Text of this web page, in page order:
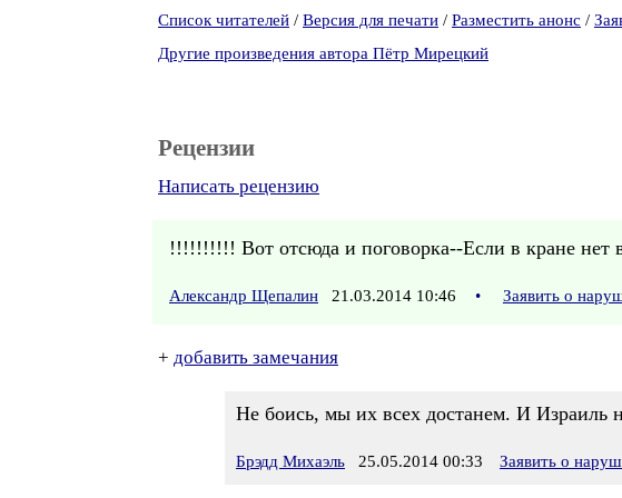
Список читателей / Версия для печати / Разместить анонс /
Другие произведения автора Пётр Мирецкий
Рецензии
Написать рецензию
!!!!!!!!!! Вот отсюда и поговорка--Если в кране нет
Александр Щепалин 21.03.2014 10:46 • Заявить о
+ добавить замечания
Не боись, мы их всех достанем. И Израиль
Брэдд Михаэль 25.05.2014 00:33 Заявить о